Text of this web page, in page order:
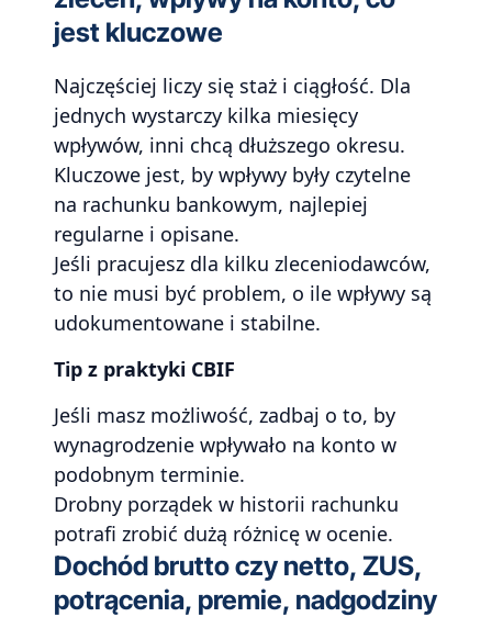
jest kluczowe
Najczęściej liczy się staż i ciągłość. Dla
jednych wystarczy kilka miesięcy
wpływów, inni chcą dłuższego okresu.
Kluczowe jest, by wpływy były czytelne
na rachunku bankowym, najlepiej
regularne i opisane.
Jeśli pracujesz dla kilku zleceniodawców,
to nie musi być problem, o ile wpływy są
udokumentowane i stabilne.
Tip z praktyki CBIF
Jeśli masz możliwość, zadbaj o to, by
wynagrodzenie wpływało na konto w
podobnym terminie.
Drobny porządek w historii rachunku
potrafi zrobić dużą różnicę w ocenie.
Dochód brutto czy netto, ZUS,
potrącenia, premie, nadgodziny